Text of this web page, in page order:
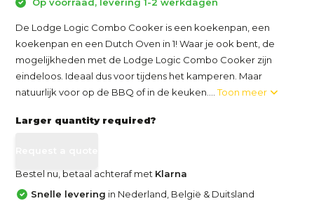
De Lodge Logic Combo Cooker is een koekenpan, een
koekenpan en een Dutch Oven in 1! Waar je ook bent, de
mogelijkheden met de Lodge Logic Combo Cooker zijn
eindeloos. Ideaal dus voor tijdens het kamperen. Maar
natuurlijk voor op de BBQ of in de keuken....Toon meer
Larger quantity required?
Bestel nu, betaal achteraf met Klarna
Snelle levering in Nederland, België & Duitsland